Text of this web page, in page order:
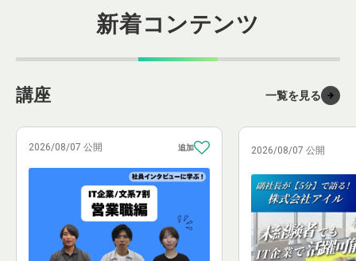
新着コンテンツ
講座 一覧を見る
2026/08/07 公開 2026/08/07 公開